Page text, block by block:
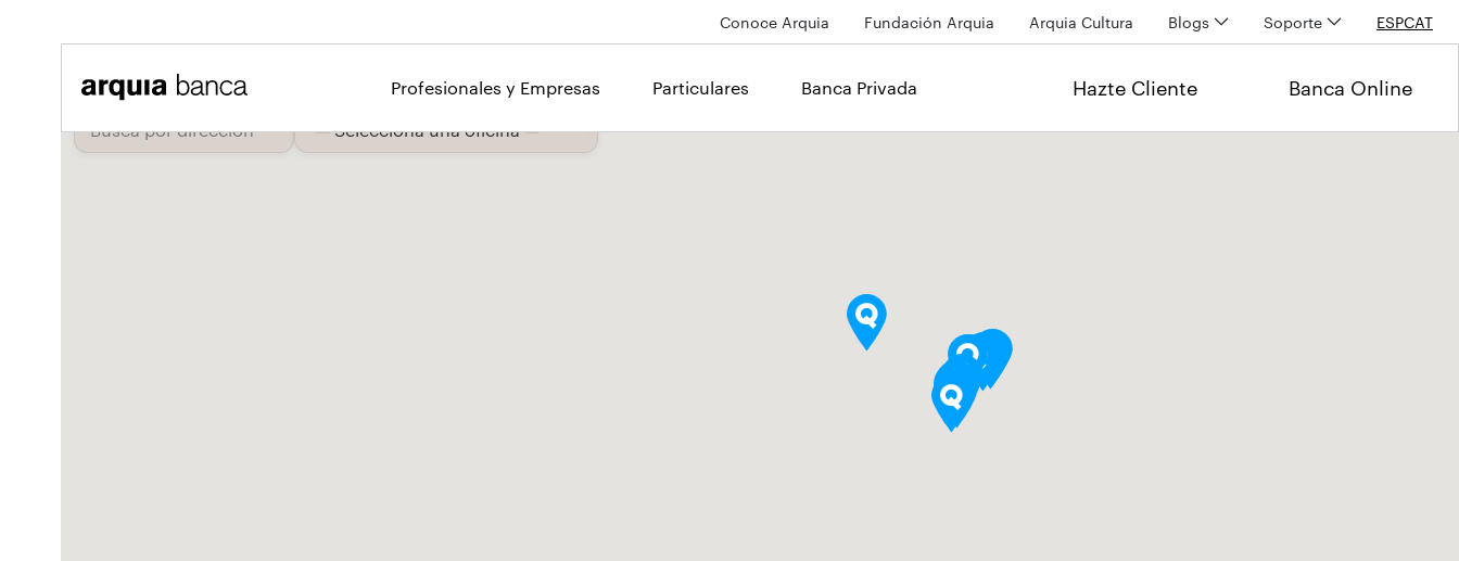
Conoce Arquia Fundación Arquia Arquia Cultura Blogs Soporte ESPCAT
Profesionales y Empresas Particulares Banca Privada Hazte Cliente Banca Online